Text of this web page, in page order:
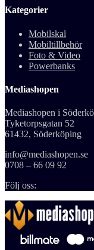
Kategorier
Mobilskal
Mobiltillbehör
Foto & Video
Powerbanks
Mediashopen
Mediashopen i
Tyketorpsgatan 52
61432, Söderköping
info@mediashopen.se
0708 – 66 09 92
Följ oss: